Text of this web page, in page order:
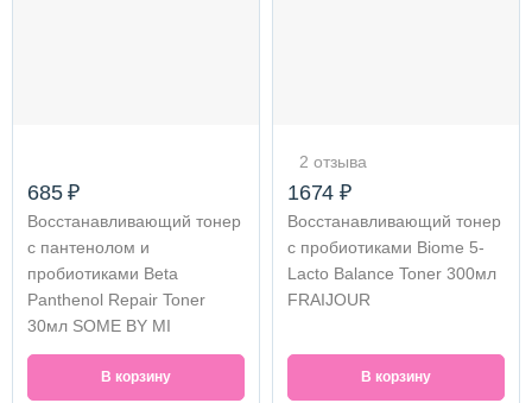
685 ₽
Восстанавливающий тонер
с пантенолом и
пробиотиками Beta
Panthenol Repair Toner
30мл SOME BY MI
В корзину
2 отзыва
1674 ₽
Восстанавливающий тонер
с пробиотиками Biome 5-
Lacto Balance Toner 300мл
FRAIJOUR
В корзину